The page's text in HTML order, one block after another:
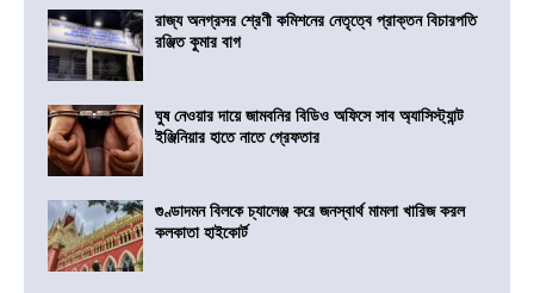
রাজ্য অনগ্রসর শ্রেণী কমিশনের নেতৃত্বে প্রাক্তন বিচারপতি
রঞ্জিত কুমার বাগ
ঘুষ নেওয়ার দায়ে জামবনির বিডিও অফিসে সাব অ্যাসিস্ট্যান্ট
ইঞ্জিনিয়ার হাতে নাতে গ্রেফতার
গুণ্ডাদমন বিলকে চ্যালেঞ্জ করে জনস্বার্থ মামলা খারিজ করল
কলকাতা হাইকোর্ট